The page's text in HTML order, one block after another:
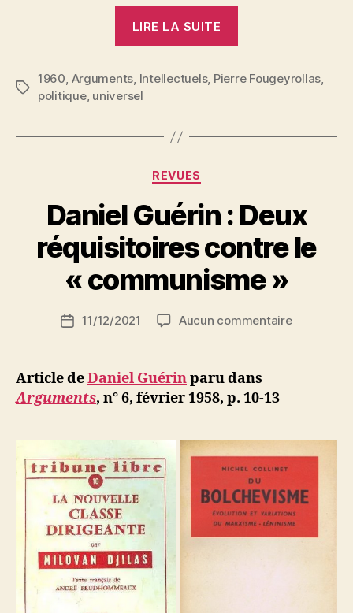
LIRE LA SUITE
Sur
Étiquettes
1960, Arguments, Intellectuels, Pierre Fougeyrollas,
politique, universel
Catégories
REVUES
Daniel Guérin : Deux
réquisitoires contre le
« communisme »
de
a
r
S
N
ji
b
Date11/12/2021 Aucun commentairesur
le
«
Article deDaniel Guérinparu dans
Arguments, n° 6, février 1958, p. 10-13